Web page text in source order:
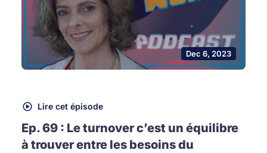
Dec 6, 2023
Lire cet épisode
Ep. 69 : Le turnover c’est un équilibre
à trouver entre les besoins du